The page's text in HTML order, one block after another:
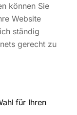
können Sie
Website
ständig
gerecht zu
für Ihren